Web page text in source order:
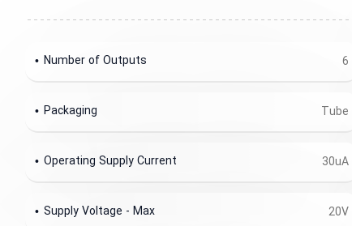
6
Number of Outputs
Tube
Packaging
30uA
Operating Supply Current
20V
Supply Voltage - Max